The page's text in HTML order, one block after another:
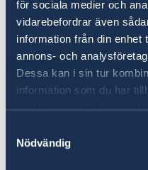
för sociala medier och
vidarebefordrar även
information från din enhet
annons- och
Dessa kan i sin tur
information som du har
samlat in när du har
Nödvändig
1 January - New Year
2 January - New Year
6 January - Orthodox
7 January - Orthodox